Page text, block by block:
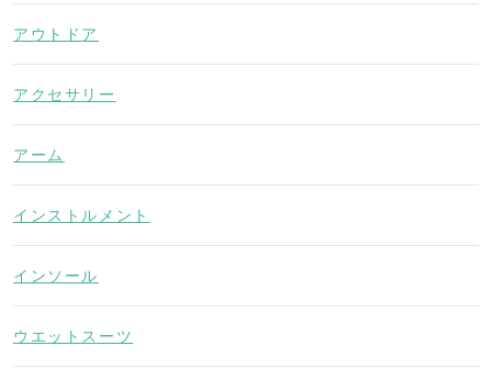
アウトドア
アクセサリー
アーム
インストルメント
インソール
ウエットスーツ